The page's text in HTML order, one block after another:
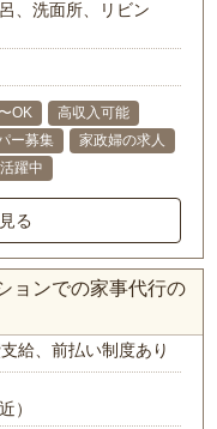
、洗面所、リビン
OK
高収入可能
ー募集
家政婦の求人
躍中
る
ョンでの家事代行の
支給、前払い制度あり
）